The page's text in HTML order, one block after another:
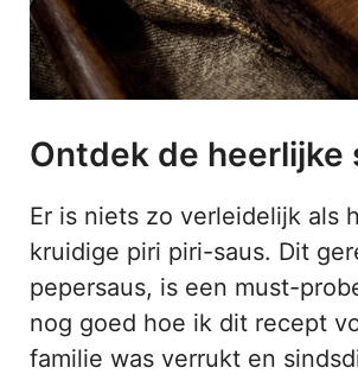
Ontdek de heerlijke
Er is niets zo verleidelijk als
kruidige piri piri-saus. Dit
pepersaus, is een must-
nog goed hoe ik dit recept
familie was verrukt en